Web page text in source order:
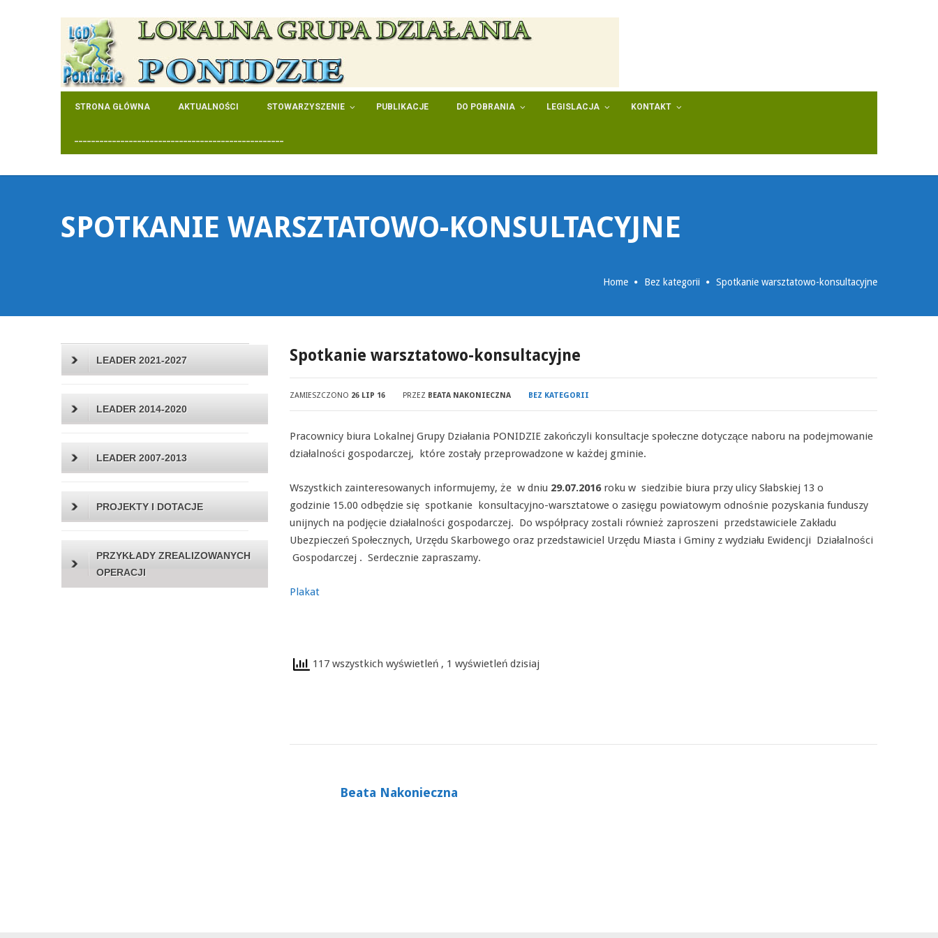
STRONA GŁÓWNA AKTUALNOŚCI STOWARZYSZENIE PUBLIKACJE DO POBRANIA LEGISLACJA KONTAKT
__________________________________________________
SPOTKANIE WARSZTATOWO-KONSULTACYJNE
Home Bez kategorii Spotkanie warsztatowo-konsultacyjne
Spotkanie warsztatowo-konsultacyjne
ZAMIESZCZONO 26 LIP 16 PRZEZ BEATA NAKONIECZNA BEZ KATEGORII
Pracownicy biura Lokalnej Grupy Działania PONIDZIE zakończyli konsultacje społeczne dotyczące naboru na podejmowanie
działalności gospodarczej, które zostały przeprowadzone w każdej gminie.
Wszystkich zainteresowanych informujemy, że w dniu 29.07.2016roku w siedzibie biura przy ulicy Słabskiej 13 o
godzinie 15.00 odbędzie się spotkanie konsultacyjno-warsztatowe o zasięgu powiatowym odnośnie pozyskania funduszy
unijnych na podjęcie działalności gospodarczej. Do współpracy zostali również zaproszeni przedstawiciele Zakładu
Ubezpieczeń Społecznych, Urzędu Skarbowego oraz przedstawiciel Urzędu Miasta i Gminy z wydziału Ewidencji Działalności
Gospodarczej . Serdecznie zapraszamy.
Plakat
117 wszystkich wyświetleń , 1 wyświetleń dzisiaj
Beata Nakonieczna
LEADER 2021-2027
LEADER 2014-2020
LEADER 2007-2013
PROJEKTY I DOTACJE
PRZYKŁADY ZREALIZOWANYCH
OPERACJI